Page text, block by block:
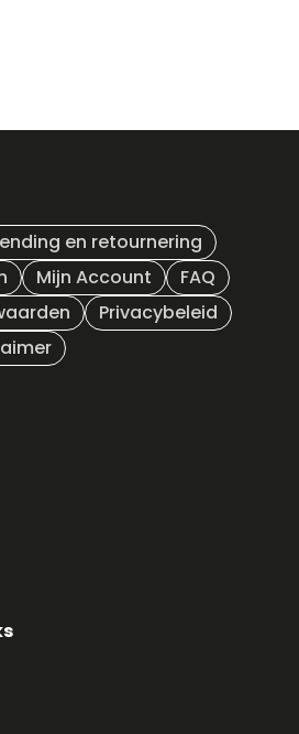
en retournering
Mijn Account
FAQ
Privacybeleid